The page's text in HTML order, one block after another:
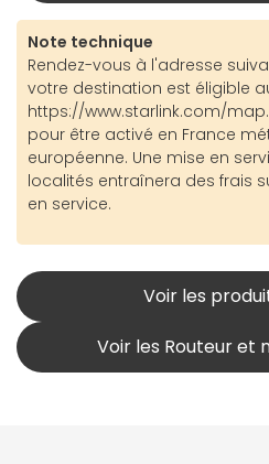
Note technique
Rendez-vous à l'adresse
votre destination est éligible
https://www.starlink.com/
pour être activé en France
européenne. Une mise en
localités entraînera des frais
en service.
Voir les
Voir les Routeur et